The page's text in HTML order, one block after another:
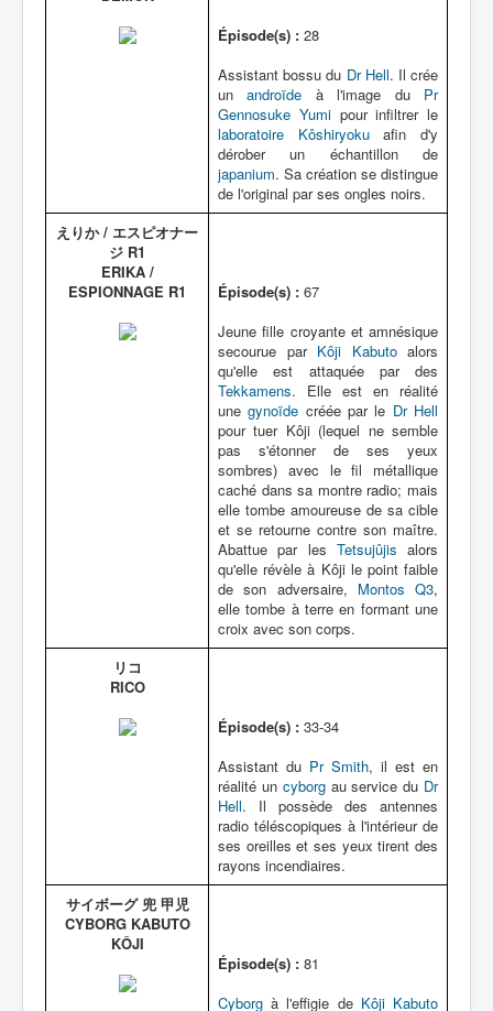
Épisode(s) : 28
Assistant bossu du Dr Hell. Il crée
unandroïde à l'image du Pr
Gennosuke Yumipour infiltrer le
laboratoire Kôshiryokuafin d'y
dérober un échantillon de
japanium. Sa création se distingue
de l'original par ses ongles noirs.
えりか / エスピオナー
ジ R1
ERIKA /
ESPIONNAGE R1
Épisode(s) : 67
Jeune fille croyante et amnésique
secourue par Kôji Kabutoalors
qu'elle est attaquée par des
Tekkamens. Elle est en réalité
unegynoïde créée par le Dr Hell
pour tuer Kôji (lequel ne semble
pas s'étonner de ses yeux
sombres) avec le fil métallique
caché dans sa montre radio; mais
elle tombe amoureuse de sa cible
et se retourne contre son maître.
Abattue par les Tetsujûjis alors
qu'elle révèle à Kôji le point faible
de son adversaire, Montos Q3,
elle tombe à terre en formant une
croix avec son corps.
リコ
RICO
Épisode(s) : 33-34
Assistant du Pr Smith, il est en
réalité un cyborgau service du Dr
Hell. Il possède des antennes
radio téléscopiques à l'intérieur de
ses oreilles et ses yeux tirent des
rayons incendiaires.
サイボーグ 兜 甲児
CYBORG KABUTO
KÔJI
Épisode(s) : 81
Cyborg à l'effigie de Kôji Kabuto